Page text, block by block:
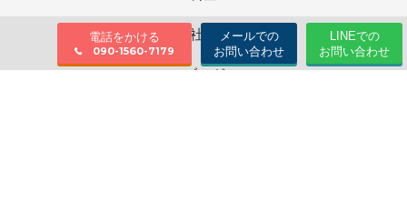
会社情報
ブログ
電話をかける
090-1560-7179
メールでの
お問い合わせ
LINEでの
お問い合わせ